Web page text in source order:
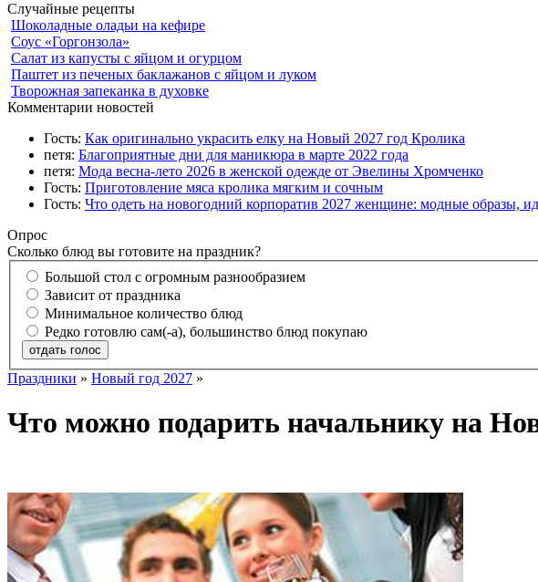
Случайные рецепты
Шоколадные оладьи на кефире
Соус «Горгонзола»
Салат из капусты с яйцом и огурцом
Паштет из печеных баклажанов с яйцом и луком
Творожная запеканка в духовке
Комментарии новостей
Гость: Как оригинально украсить елку на Новый 2027 год Кролика
петя: Благоприятные дни для маникюра в марте 2022 года
петя: Мода весна-лето 2026 в женской одежде от Эвелины Хромченко
Гость: Приготовление мяса кролика мягким и сочным
Гость: Что одеть на новогодний корпоратив 2027 женщине: модные образы,
Опрос
Сколько блюд вы готовите на праздник?
Большой стол с огромным разнообразием
Зависит от праздника
Минимальное количество блюд
Редко готовлю сам(-а), большинство блюд покупаю
отдать голос
Праздники » Новый год 2027 »
Что можно подарить начальнику на